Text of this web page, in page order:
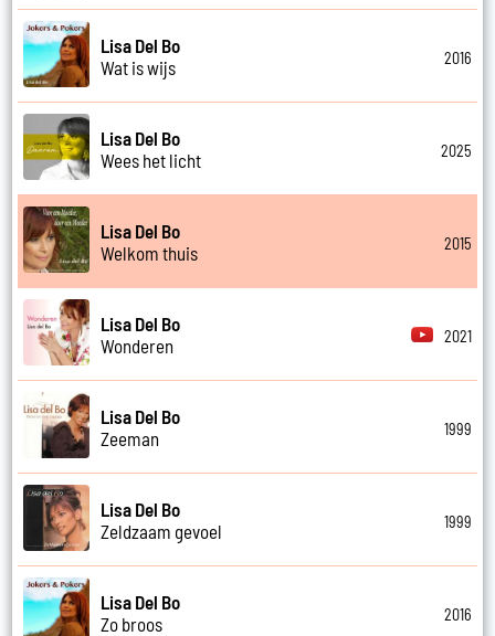
Lisa Del Bo
Wat is wijs
2016
Lisa Del Bo
Wees het licht
2025
Lisa Del Bo
Welkom thuis
2015
Lisa Del Bo
Wonderen
2021
Lisa Del Bo
Zeeman
1999
Lisa Del Bo
Zeldzaam gevoel
1999
Lisa Del Bo
Zo broos
2016